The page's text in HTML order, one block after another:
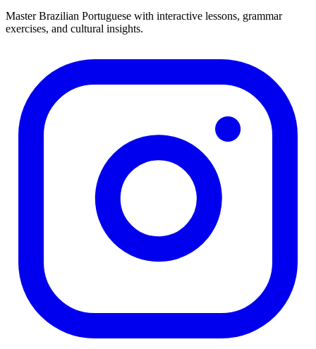
Master Brazilian Portuguese with interactive lessons, grammar
exercises, and cultural insights.